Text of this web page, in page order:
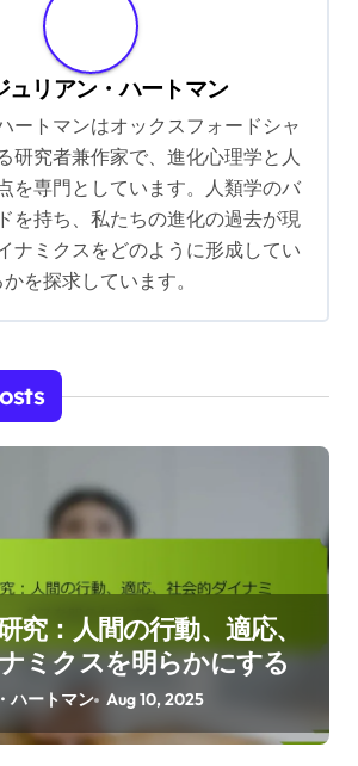
ュリアン・ハートマン
ートマンはオックスフォードシャ
研究者兼作家で、進化心理学と人
を専門としています。人類学のバ
を持ち、私たちの進化の過去が現
ナミクスをどのように形成してい
かを探求しています。
究：人間の行動、適応、
ミクスを明らかにする
ハートマン Aug 10, 2025